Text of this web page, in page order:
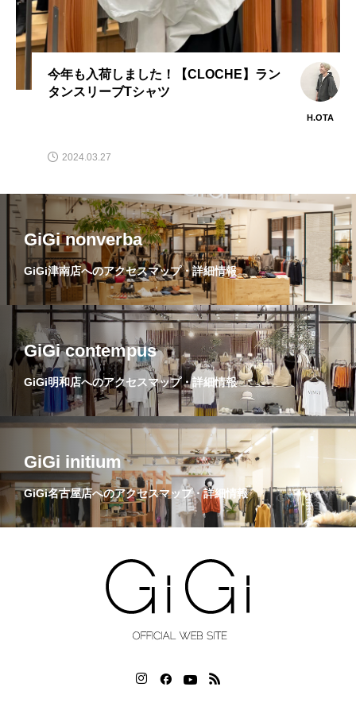
今年も入荷しました！【CLOCHE】ラン
タンスリーブTシャツ
H.OTA
2024.03.27
GiGi nonverba
GiGi津南店へのアクセスマップ・詳細情報
GiGi contempus
GiGi明和店へのアクセスマップ・詳細情報
GiGi initium
GiGi名古屋店へのアクセスマップ・詳細情報